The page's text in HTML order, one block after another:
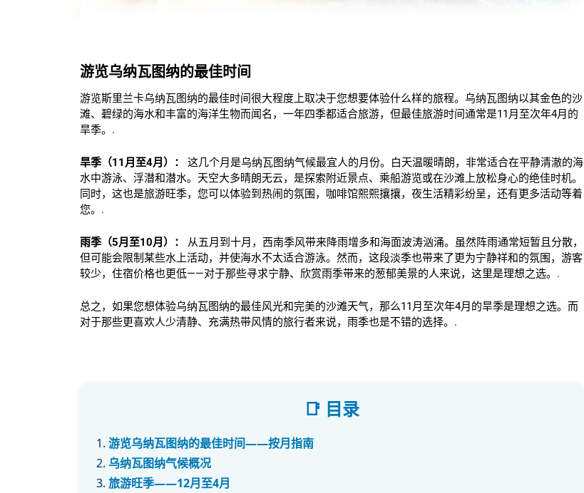
游览乌纳瓦图纳的最佳时间
游览斯里兰卡乌纳瓦图纳的最佳时间很大程度上取决于您想要体验什么样的旅程。乌纳瓦图纳以其金色的沙
滩、碧绿的海水和丰富的海洋生物而闻名，一年四季都适合旅游，但最佳旅游时间通常是11月至次年4月的
旱季。.
旱季（11月至4月）：
这几个月是乌纳瓦图纳气候最宜人的月份。白天温暖晴朗，非常适合在平静清澈的海
水中游泳、浮潜和潜水。天空大多晴朗无云，是探索附近景点、乘船游览或在沙滩上放松身心的绝佳时机。
同时，这也是旅游旺季，您可以体验到热闹的氛围，咖啡馆熙熙攘攘，夜生活精彩纷呈，还有更多活动等着
您。.
雨季（5月至10月）：
从五月到十月，西南季风带来降雨增多和海面波涛汹涌。虽然阵雨通常短暂且分散，
但可能会限制某些水上活动，并使海水不太适合游泳。然而，这段淡季也带来了更为宁静祥和的氛围，游客
较少，住宿价格也更低——对于那些寻求宁静、欣赏雨季带来的葱郁美景的人来说，这里是理想之选。.
总之，如果您想体验乌纳瓦图纳的最佳风光和完美的沙滩天气，那么11月至次年4月的旱季是理想之选。而
对于那些更喜欢人少清静、充满热带风情的旅行者来说，雨季也是不错的选择。.
📑 目录
游览乌纳瓦图纳的最佳时间——按月指南
乌纳瓦图纳气候概况
旅游旺季——12月至4月